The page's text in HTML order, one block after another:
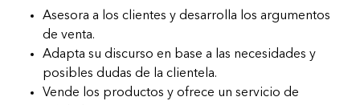
Asesora a los clientes y desarrolla los argumentos
de venta.
Adapta su discurso en base a las necesidades y
posibles dudas de la clientela.
Vende los productos y ofrece un servicio de